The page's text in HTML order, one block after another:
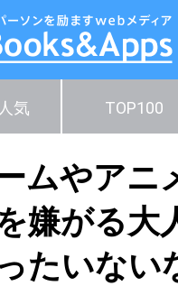
気 TOP100
ムやアニ
嫌がる大
たいない